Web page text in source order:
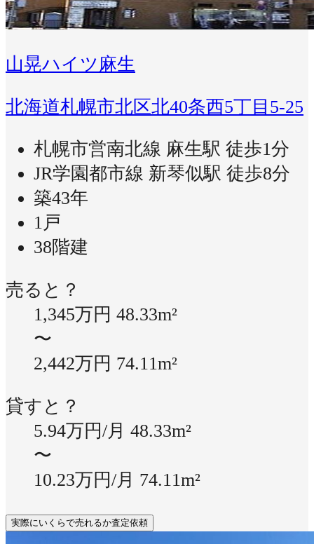
山晃ハイツ麻生
北海道札幌市北区北40条西5丁目5-25
札幌市営南北線 麻生駅 徒歩1分
JR学園都市線 新琴似駅 徒歩8分
築43年
1戸
38階建
売ると？
1,345万円 48.33m²
〜
2,442万円 74.11m²
貸すと？
5.94万円/月 48.33m²
〜
10.23万円/月 74.11m²
実際にいくらで売れるか査定依頼